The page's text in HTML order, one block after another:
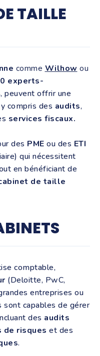
TAILLE
comme Wilhow ou
experts-
peuvent offrir une
compris des audits,
services fiscaux.
des PME ou des ETI
qui nécessitent
en bénéficiant de
de taille
comptable,
(Deloitte, PwC,
entreprises ou
sont capables de gérer
des audits
de risques et des
.